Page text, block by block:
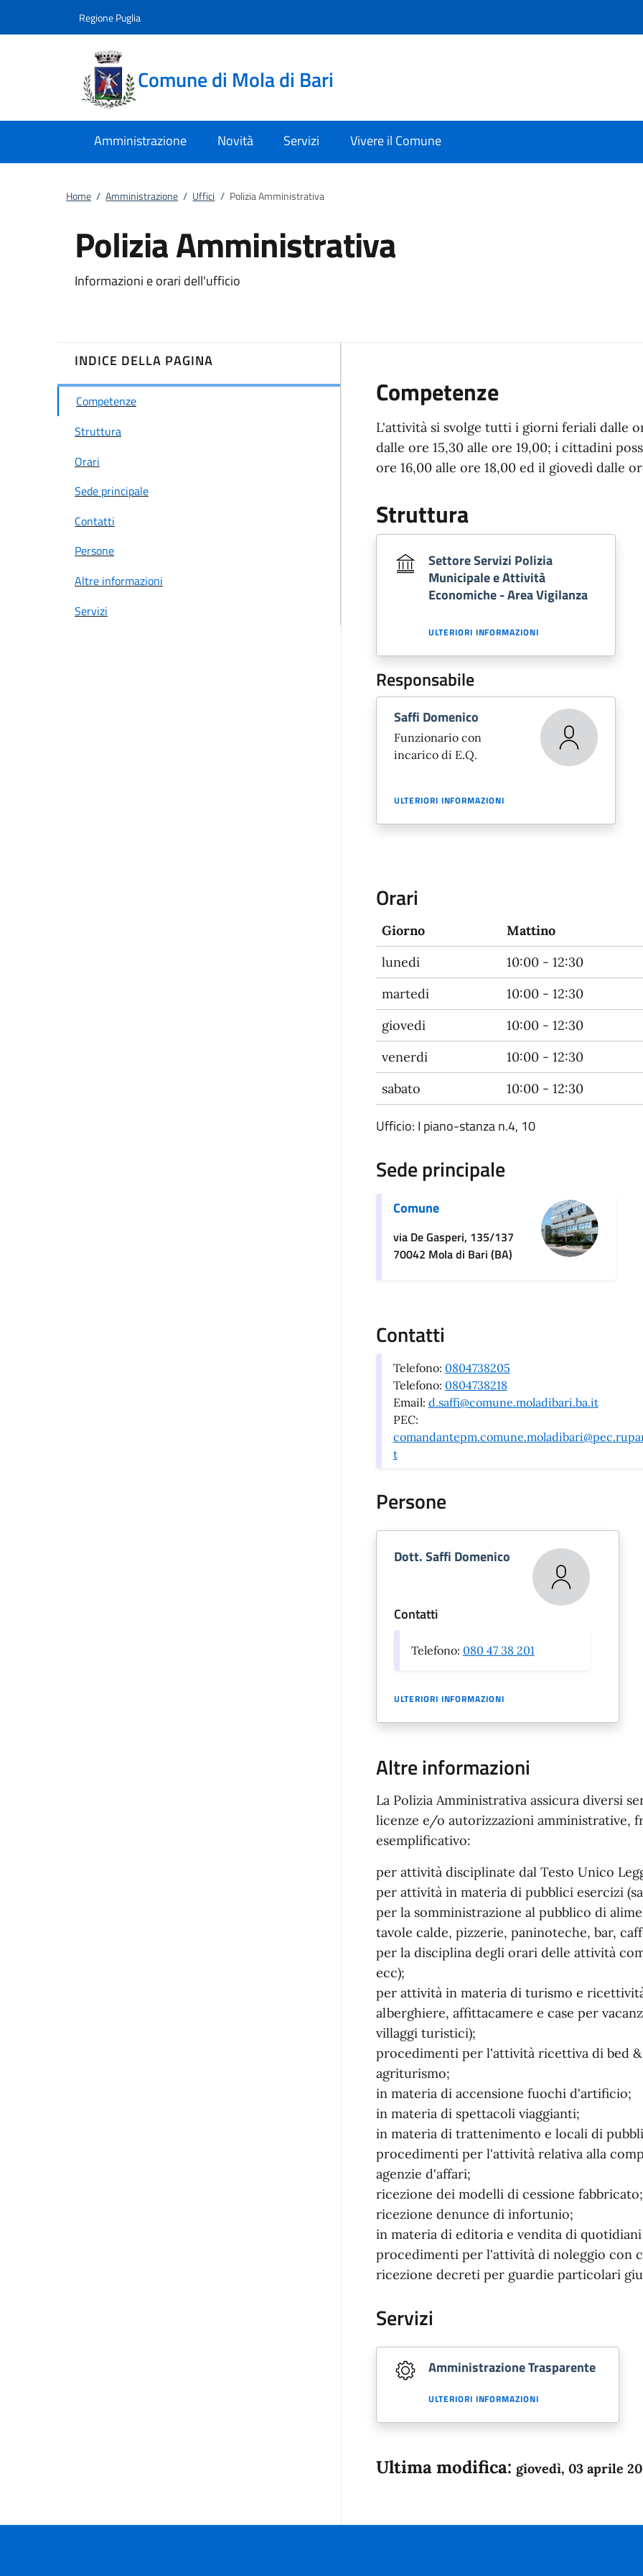
Regione Puglia
Comune di Mola di Bari
Amministrazione Novità Servizi Vivere il Comune
Home / Amministrazione / Uffici / Polizia Amministrativa
Polizia Amministrativa
Informazioni e orari dell'ufficio
INDICE DELLA PAGINA
Competenze
Struttura
Orari
Sede principale
Contatti
Persone
Altre informazioni
Servizi
Competenze
L'attività si svolge tutti i giorni feriali dalle
dalle ore 15,30 alle ore 19,00; i cittadini
ore 16,00 alle ore 18,00 ed il giovedì dalle
Struttura
Settore Servizi Polizia
Municipale e Attività
Economiche - Area Vigilanza
ULTERIORI INFORMAZIONI
Responsabile
Saffi Domenico
Funzionario con
incarico di E.Q.
ULTERIORI INFORMAZIONI
Orari
Giorno Mattino
lunedi
10:00 - 12:30
martedi
10:00 - 12:30
giovedi
10:00 - 12:30
venerdi
10:00 - 12:30
sabato
10:00 - 12:30
Ufficio: I piano-stanza n.4, 10
Sede principale
Comune
via De Gasperi, 135/137
70042 Mola di Bari (BA)
Contatti
Telefono: 0804738205
Telefono: 0804738218
Email: d.saffi@comune.moladibari.ba.it
PEC:
t
Persone
Dott. Saffi Domenico
Contatti
Telefono: 080 47 38 201
ULTERIORI INFORMAZIONI
Altre informazioni
La Polizia Amministrativa assicura diversi
licenze e/o autorizzazioni amministrative,
esemplificativo:
per attività disciplinate dal Testo Unico
per attività in materia di pubblici esercizi
per la somministrazione al pubblico di
tavole calde, pizzerie, paninoteche, bar,
per la disciplina degli orari delle attività
ecc);
per attività in materia di turismo e
alberghiere, affittacamere e case per
villaggi turistici);
procedimenti per l'attività ricettiva di bed
agriturismo;
in materia di accensione fuochi d'artificio;
in materia di spettacoli viaggianti;
in materia di trattenimento e locali di
procedimenti per l'attività relativa alla
agenzie d'affari;
ricezione dei modelli di cessione fabbricato;
ricezione denunce di infortunio;
in materia di editoria e vendita di
procedimenti per l'attività di noleggio con
ricezione decreti per guardie particolari
Servizi
Amministrazione Trasparente
ULTERIORI INFORMAZIONI
Ultima modifica: giovedì, 03 aprile